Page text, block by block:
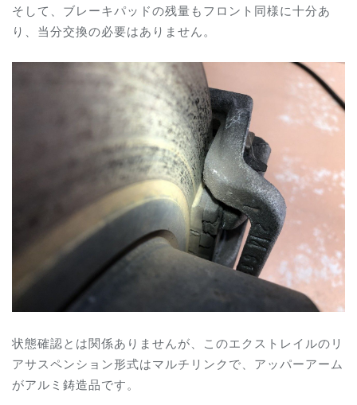
そして、ブレーキパッドの残量もフロント同様に十分あ
り、当分交換の必要はありません。
状態確認とは関係ありませんが、このエクストレイルのリ
アサスペンション形式はマルチリンクで、アッパーアーム
がアルミ鋳造品です。